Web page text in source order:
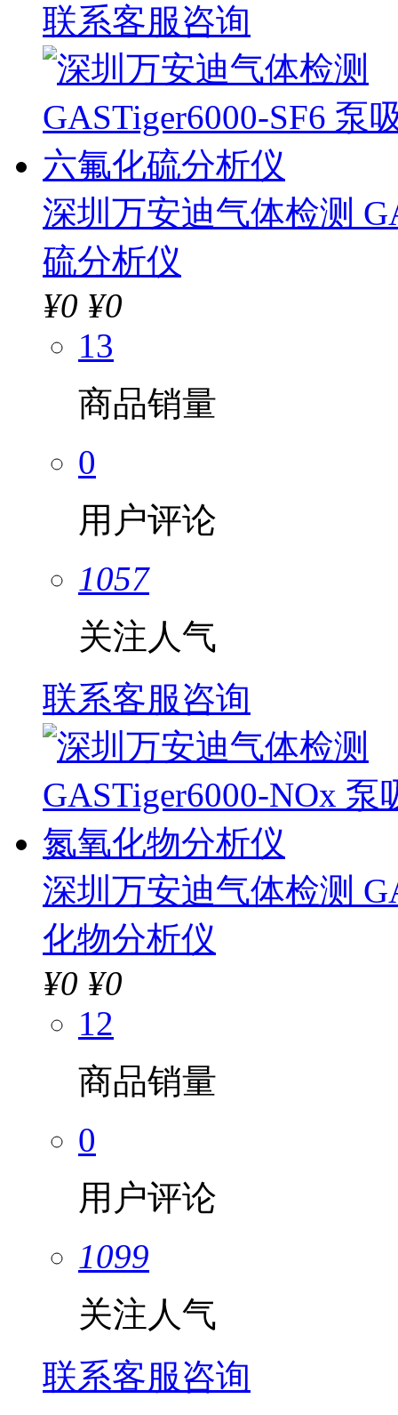
联系客服咨询
深圳万安迪气体检测
硫分析仪
¥0 ¥0
13
商品销量
0
用户评论
1057
关注人气
联系客服咨询
深圳万安迪气体检测
化物分析仪
¥0 ¥0
12
商品销量
0
用户评论
1099
关注人气
联系客服咨询